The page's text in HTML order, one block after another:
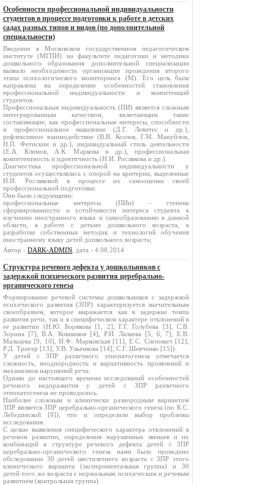
Особенности профессиональной индивидуальности
студентов в процессе подготовки к работе в детских
садах разных типов и видов (по дополнительной
специальности)
Введение в Московском государственном педагогическом
институте (МГПИ) на факультете педагогики и методики
дошкольного образования дополнительной специализации
вызвало необходимость организации проведения второго
этапа психологического мониторинга (М). Его цель была
направлена на определение особенностей становления
профессиональной индивидуальности и компетенций
студентов.
Профессиональная индивидуальность (ПИ) является сложным
интегрированным качеством, включающим такие
составляющие, как профессиональные интересы, способности
и профессиональное мышление (Д.Г. Левитес и др.),
рефлексивное взаимодействие (В.В. Козлов, Г.М. Мануйлов,
Н.П. Фетискин и др.), индивидуальный стиль деятельности
(Е.А. Климов, А.К. Маркова и др.), профессиональная
компетентность и идентичность (Н.И. Рослякова и др.).
Диагностика профессиональной индивидуальности у
студентов осуществлялась с опорой на критерии, выделенные
Н.И. Росляковой в процессе их самооценки своей
профессиональной подготовки.
Они были следующими:
профессиональные интересы (ПИн) – степень
сформированности и устойчивости интереса студента к
изучению иностранного языка и самообразованию в данной
области, к работе с детьми дошкольного возраста, к
разработке собственных методик и технологий обучения
иностранному языку детей дошкольного возраста;
Автор - DARK-ADMIN , дата - 4.08.2014
Структура речевого дефекта у дошкольников с
задержкой психического развития церебрально-
органического генеза
Формирование речевой системы дошкольников с задержкой
психического развития (ЗПР) характеризуется значительным
своеобразием, которое выражается как в задержке темпа
развития речи, так и в специфическом характере отклонений в
ее развитии (Н.Ю. Борякова [1, 2], Г.Г. Голубева [3], C.В.
Зорина [7], В.А. Ковшиков [4], Р.И. Лалаева [5, 6, 7], Е.В.
Мальцева [9, 10], И.Ф. Марковская [11], Е.С. Слепович [12],
Р.Д. Тригер [13], У.В. Ульенкова [14], С.Г. Шевченко [15]).
У детей с ЗПР различного этиопатогенеза отмечается
сложность, неоднородность и вариативность проявлений и
механизмов нарушений речи.
Однако до настоящего времени исследований особенностей
речевого недоразвития у детей с ЗПР различного
этиопатогенеза не проводилось.
Наиболее сложным и клинически разнородным вариантом
ЗПР является ЗПР церебрально-органического генеза (по К.С.
Лебединской [8]), что и определило выбор проблемы
исследования.
С целью выявления специфического характера отклонений в
речевом развитии, определения нарушенных звеньев и их
комбинаций в структуре речевого дефекта детей с ЗПР
церебрально-органического генеза нами было проведено
обследование 30 детей шестилетнего возраста с ЗПР этого
клинического варианта (экспериментальная группа) и 30
детей того же возраста с нормальным психическим и речевым
развитием (контрольная группа).